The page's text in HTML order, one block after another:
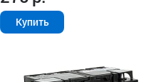
Купить